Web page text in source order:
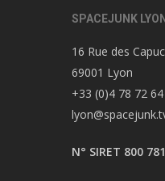
SPACEJUNK LYON
16 Rue des
69001 Lyon
+33 (0)4 78 72
N° SIRET 800